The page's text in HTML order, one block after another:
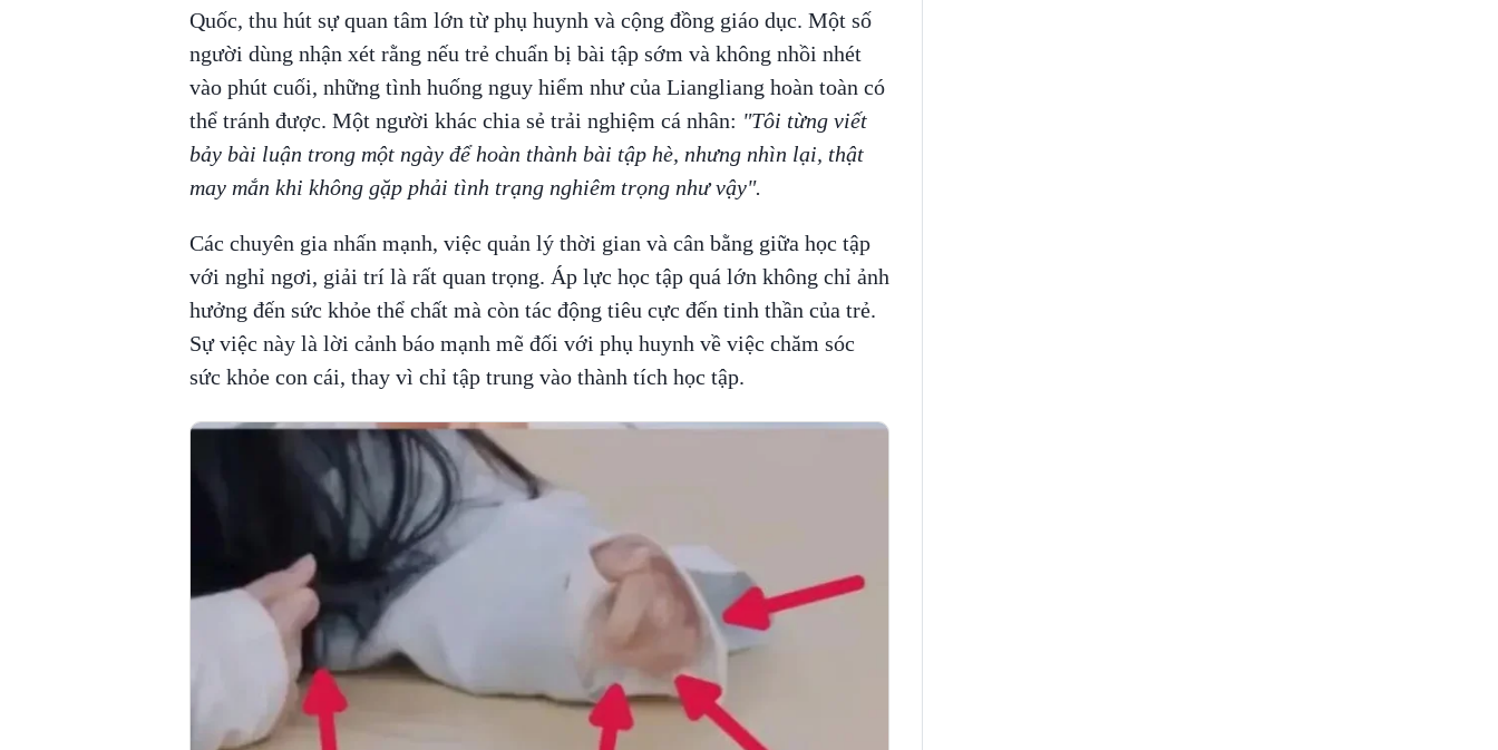
Quốc, thu hút sự quan tâm lớn từ phụ huynh và cộng đồng giáo dục. Một số
người dùng nhận xét rằng nếu trẻ chuẩn bị bài tập sớm và không nhồi nhét
vào phút cuối, những tình huống nguy hiểm như của Liangliang hoàn toàn có
thể tránh được. Một người khác chia sẻ trải nghiệm cá nhân: "Tôi từng viết
bảy bài luận trong một ngày để hoàn thành bài tập hè, nhưng nhìn lại, thật
may mắn khi không gặp phải tình trạng nghiêm trọng như vậy".
Các chuyên gia nhấn mạnh, việc quản lý thời gian và cân bằng giữa học tập
với nghỉ ngơi, giải trí là rất quan trọng. Áp lực học tập quá lớn không chỉ ảnh
hưởng đến sức khỏe thể chất mà còn tác động tiêu cực đến tinh thần của trẻ.
Sự việc này là lời cảnh báo mạnh mẽ đối với phụ huynh về việc chăm sóc
sức khỏe con cái, thay vì chỉ tập trung vào thành tích học tập.